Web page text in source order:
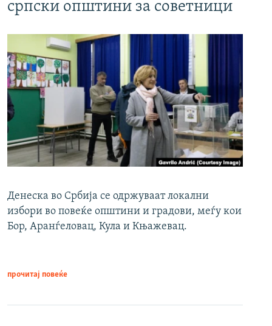
српски општини за советници
Денеска во Србија се одржуваат локални
избори во повеќе општини и градови, меѓу кои
Бор, Аранѓеловац, Кула и Књажевац.
прочитај повеќе